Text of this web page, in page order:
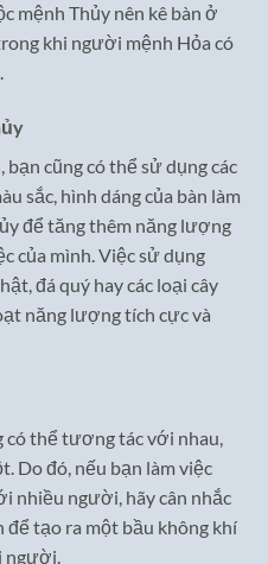
mệnh Thủy nên kê bàn ở
khi người mệnh Hỏa có
cũng có thể sử dụng các
sắc, hình dáng của bàn làm
để tăng thêm năng lượng
của mình. Việc sử dụng
đá quý hay các loại cây
năng lượng tích cực và
có thể tương tác với nhau,
Do đó, nếu bạn làm việc
nhiều người, hãy cân nhắc
để tạo ra một bầu không khí
người.